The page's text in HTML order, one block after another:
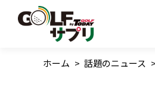
ホーム > 話題のニュース >